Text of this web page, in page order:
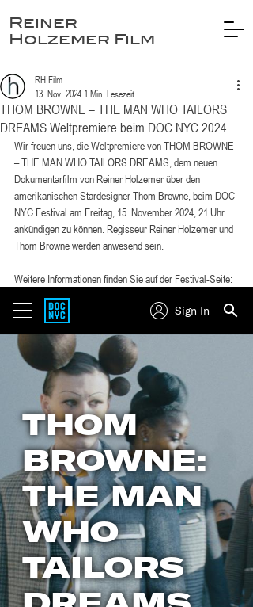
Reiner
Holzemer Film
THOM BROWNE – THE MAN WHO TAILORS
DREAMS Weltpremiere beim DOC NYC 2024
RH Film
13. Nov. 2024 1 Min. Lesezeit
Wir freuen uns, die Weltpremiere von THOM BROWNE
– THE MAN WHO TAILORS DREAMS, dem neuen
Dokumentarfilm von Reiner Holzemer über den
amerikanischen Stardesigner Thom Browne, beim DOC
NYC Festival am Freitag, 15. November 2024, 21 Uhr
ankündigen zu können. Regisseur Reiner Holzemer und
Thom Browne werden anwesend sein.
Weitere Informationen finden Sie auf der Festival-Seite: